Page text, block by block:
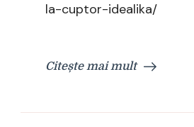
la-cuptor-idealika/
Citește mai mult